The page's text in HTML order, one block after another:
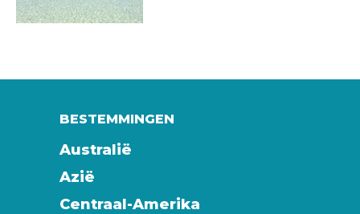
BESTEMMINGEN
Australië
Azië
Centraal-Amerika